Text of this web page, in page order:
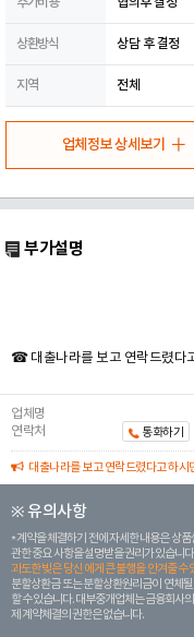
상환방식 상담 후 결정
지역 전체
업체정보 상세보기
부가설명
☎ 대출나라를 보고 연락드렸다
업체명
연락처
통화하기
대출나라를 보고 연락드렸다고 하시
※ 유의사항
계약을 체결하기 전에 자세한 내용은 상
관한 중요 사항을 설명받을 권리가 있습니
과도한 빚은 당신 에게 큰 불행을 안겨줄
분할상환금 또는 분할상환원리금이 연체
할 수 있습니다. 대부중개업체는 금융회사
제 계약체결의 권한은 없습니다.